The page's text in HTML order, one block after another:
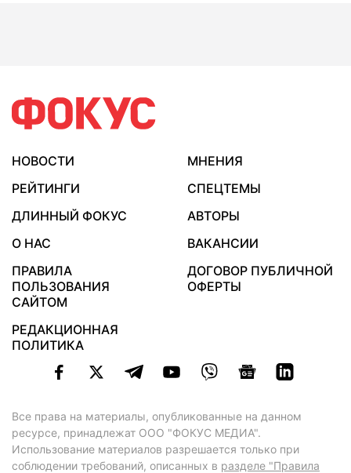
НОВОСТИ
МНЕНИЯ
РЕЙТИНГИ
СПЕЦТЕМЫ
ДЛИННЫЙ ФОКУС
АВТОРЫ
О НАС
ВАКАНСИИ
ПРАВИЛА
ПОЛЬЗОВАНИЯ
САЙТОМ
ДОГОВОР ПУБЛИЧНОЙ
ОФЕРТЫ
РЕДАКЦИОННАЯ
ПОЛИТИКА
Все права на материалы, опубликованные на данном
ресурсе, принадлежат ООО "ФОКУС МЕДИА".
Использование материалов разрешается только при
соблюдении требований, описанных в разделе "Правила